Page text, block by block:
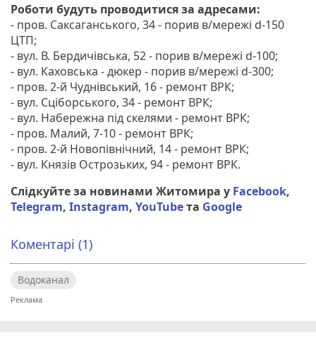
Роботи будуть проводитися за адресами:
- пров. Саксаганського, 34 - порив в/мережі d-150
ЦТП;
- вул. В. Бердичівська, 52 - порив в/мережі d-100;
- вул. Каховська - дюкер - порив в/мережі d-300;
- пров. 2-й Чуднівський, 16 - ремонт ВРК;
- вул. Сціборського, 34 - ремонт ВРК;
- вул. Набережна під скелями - ремонт ВРК;
- пров. Малий, 7-10 - ремонт ВРК;
- пров. 2-й Новопівнічний, 14 - ремонт ВРК;
- вул. Князів Острозьких, 94 - ремонт ВРК.
Слідкуйте за новинами Житомира у Facebook,
Telegram, Instagram, YouTubeта Google
Коментарі (1)
Водоканал